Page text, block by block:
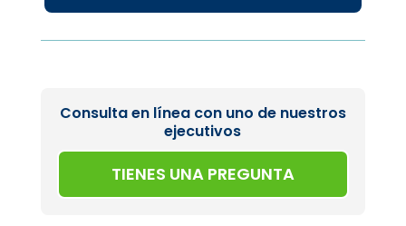
Consulta en línea con uno de nuestros
ejecutivos
TIENES UNA PREGUNTA